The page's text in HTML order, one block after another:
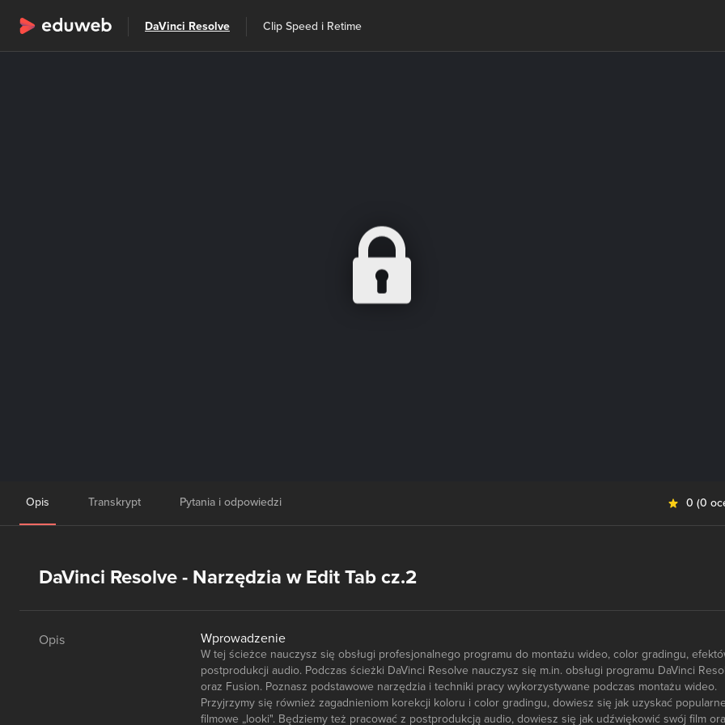
Wszystkie kategorie Szkolenia
DaVinci Resolve Clip Speed i Retime
Opis Transkrypt Pytania i odpowiedzi 0 (0
DaVinci Resolve - Narzędzia w Edit Tab cz.2
Opis Wprowadzenie
W tej ścieżce nauczysz się obsługi profesjonalnego programu do montażu wideo, color gradingu,
postprodukcji audio. Podczas ścieżki DaVinci Resolve nauczysz się m.in. obsługi programu DaVinci
oraz Fusion. Poznasz podstawowe narzędzia i techniki pracy wykorzystywane podczas montażu wideo.
Przyjrzymy się również zagadnieniom korekcji koloru i color gradingu, dowiesz się jak uzyskać popularne
filmowe „looki". Będziemy też pracować z postprodukcją audio, dowiesz się jak udźwiękowić swój film